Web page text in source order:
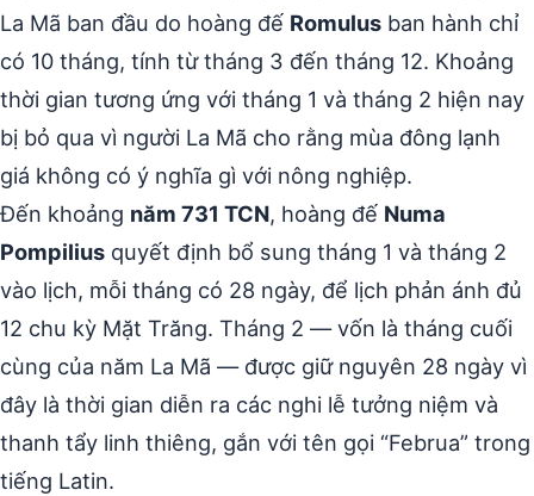
La Mã ban đầu do hoàng đế Romulus ban hành chỉ
có 10 tháng, tính từ tháng 3 đến tháng 12. Khoảng
thời gian tương ứng với tháng 1 và tháng 2 hiện nay
bị bỏ qua vì người La Mã cho rằng mùa đông lạnh
giá không có ý nghĩa gì với nông nghiệp.
Đến khoảng năm 731 TCN, hoàng đế Numa
Pompilius quyết định bổ sung tháng 1 và tháng 2
vào lịch, mỗi tháng có 28 ngày, để lịch phản ánh đủ
12 chu kỳ Mặt Trăng. Tháng 2 — vốn là tháng cuối
cùng của năm La Mã — được giữ nguyên 28 ngày vì
đây là thời gian diễn ra các nghi lễ tưởng niệm và
thanh tẩy linh thiêng, gắn với tên gọi “Februa” trong
tiếng Latin.